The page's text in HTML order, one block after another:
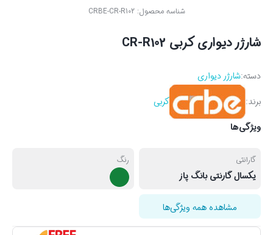
شناسه محصول:CRBE-CR-R102
شارژر دیواری کربی CR-R102
دسته:شارژر دیواری
برند:
کربی
ویژگی‌ها
گارانتی
یکسال گارنتی بانگ پاز
رنگ
مشاهده همه ویژگی‌ها